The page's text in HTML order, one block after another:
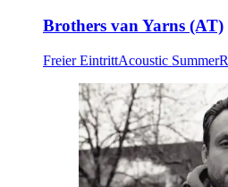
Brothers van Yarns (AT)
Freier EintrittAcoustic Summer